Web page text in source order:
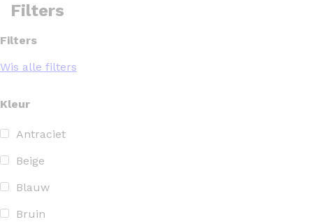
Filters
Filters
Wis alle filters
Kleur
Antraciet
Beige
Blauw
Bruin